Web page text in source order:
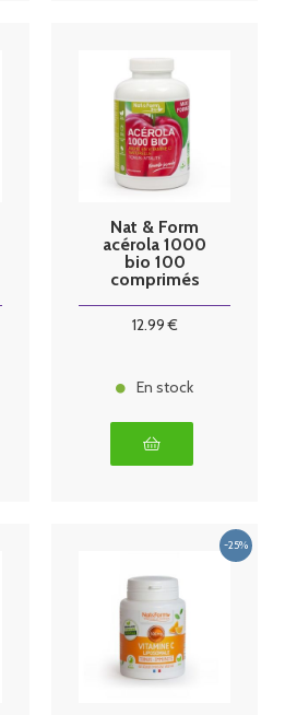
Nat & Form
acérola 1000
bio 100
comprimés
12.99€
En stock